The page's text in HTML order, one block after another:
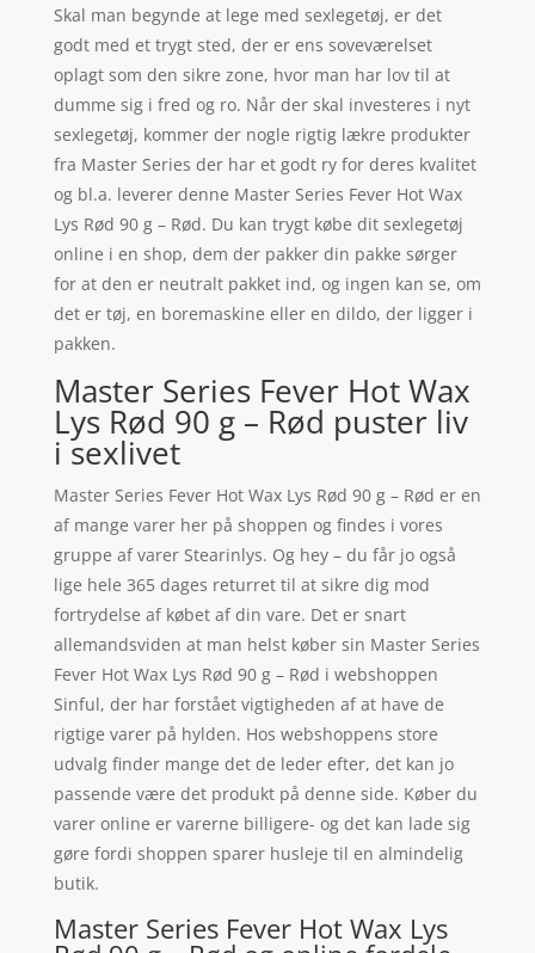
Skal man begynde at lege med sexlegetøj, er det
godt med et trygt sted, der er ens soveværelset
oplagt som den sikre zone, hvor man har lov til at
dumme sig i fred og ro. Når der skal investeres i nyt
sexlegetøj, kommer der nogle rigtig lækre produkter
fra Master Series der har et godt ry for deres kvalitet
og bl.a. leverer denne Master Series Fever Hot Wax
Lys Rød 90 g – Rød. Du kan trygt købe dit sexlegetøj
online i en shop, dem der pakker din pakke sørger
for at den er neutralt pakket ind, og ingen kan se, om
det er tøj, en boremaskine eller en dildo, der ligger i
pakken.
Master Series Fever Hot Wax
Lys Rød 90 g – Rød puster liv
i sexlivet
Master Series Fever Hot Wax Lys Rød 90 g – Rød er en
af mange varer her på shoppen og findes i vores
gruppe af varer Stearinlys. Og hey – du får jo også
lige hele 365 dages returret til at sikre dig mod
fortrydelse af købet af din vare. Det er snart
allemandsviden at man helst køber sin Master Series
Fever Hot Wax Lys Rød 90 g – Rød i webshoppen
Sinful, der har forstået vigtigheden af at have de
rigtige varer på hylden. Hos webshoppens store
udvalg finder mange det de leder efter, det kan jo
passende være det produkt på denne side. Køber du
varer online er varerne billigere- og det kan lade sig
gøre fordi shoppen sparer husleje til en almindelig
butik.
Master Series Fever Hot Wax Lys